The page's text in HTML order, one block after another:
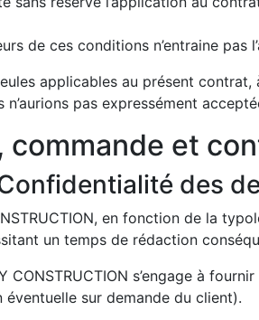
de ces conditions n’entraine
applicables au présent
pas expressément
commande et
des
en fonction de la
un temps de rédaction
CONSTRUCTION s’engage à
sur demande du client).